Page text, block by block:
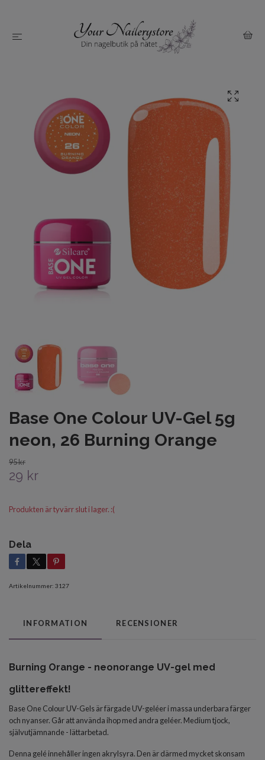
Base One Colour UV-Gel 5g
neon, 26 Burning Orange
95 kr
29 kr
Produkten är tyvärr slut i lager. :(
Dela
Artikelnummer: 3127
INFORMATION RECENSIONER
Burning Orange - neonorange UV-gel med
glittereffekt!
Base One Colour UV-Gels är färgade UV-geléer i massa underbara färger
och nyanser. Går att använda ihop med andra geléer. Medium tjock,
självutjämnande - lättarbetad.
Denna gelé innehåller ingen akrylsyra. Den är därmed mycket skonsam